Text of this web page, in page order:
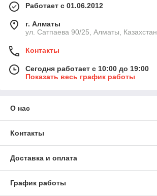
Работает с 01.06.2012
г. Алматы
ул. Сатпаева 90/25, Алматы, Казахстан
Контакты
Сегодня работает с 10:00 до 19:00
Показать весь график работы
О нас
Контакты
Доставка и оплата
График работы